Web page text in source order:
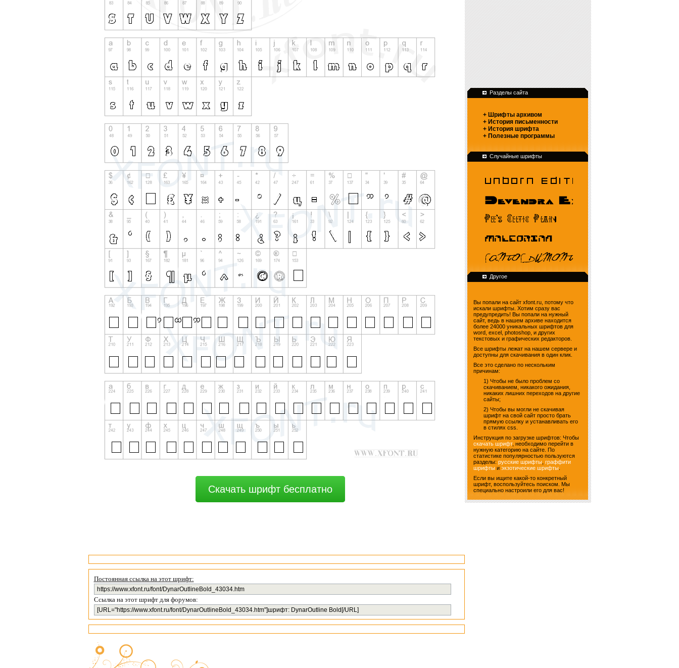
Скачать шрифт бесплатно
Постоянная ссылка на этот шрифт:
Ссылка на этот шрифт для форумов:
Разделы сайта
+ Шрифты архивом
+ История письменности
+ История шрифта
+ Полезные программы
Случайные шрифты
Другое
Вы попали на сайт xfont.ru, потому что
искали шрифты. Хотим сразу вас
предупредить! Вы попали на нужный
сайт, ведь в нашем архиве находится
более 24000 уникальных шрифтов для
word, excel, photoshop, и других
текстовых и графических редакторов.
Все шрифты лежат на нашем сервере и
доступны для скачивания в один клик.
Все это сделано по нескольким
причинам:
1) Чтобы не было проблем со
скачиванием, никакого ожидания,
никаких лишних переходов на другие
сайты;
2) Чтобы вы могли не скачивая
шрифт на свой сайт просто брать
прямую ссылку и устанавливать его
в стилях css.
Инструкция по загрузке шрифтов: Чтобы
скачать шрифт, необходимо перейти в
нужную категорию на сайте. По
статистике популярностью пользуются
разделы: русские шрифты, граффити
шрифтыи экзотические шрифты.
Если вы ищите какой-то конкретный
шрифт, воспользуйтесь поиском. Мы
специально настроили его для вас!